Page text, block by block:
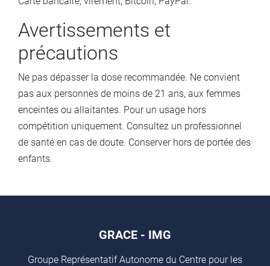
Avertissements et
précautions
Ne pas dépasser la dose recommandée. Ne convient
pas aux personnes de moins de 21 ans, aux femmes
enceintes ou allaitantes. Pour un usage hors
compétition uniquement. Consultez un professionnel
de santé en cas de doute. Conserver hors de portée des
enfants.
GRACE - IMG
Groupe Représentatif Autonome du Centre pour les